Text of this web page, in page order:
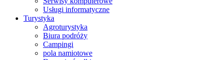
Usługi informatyczne
Turystyka
Agroturystyka
Biura podróży
Campingi
pola namiotowe